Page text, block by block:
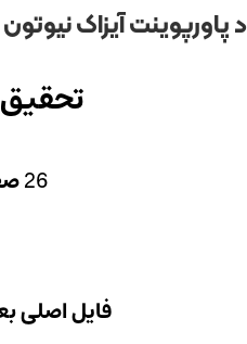
پاورپوینت آیزاک نیوتون
تحقیق
26
فایل اصلی